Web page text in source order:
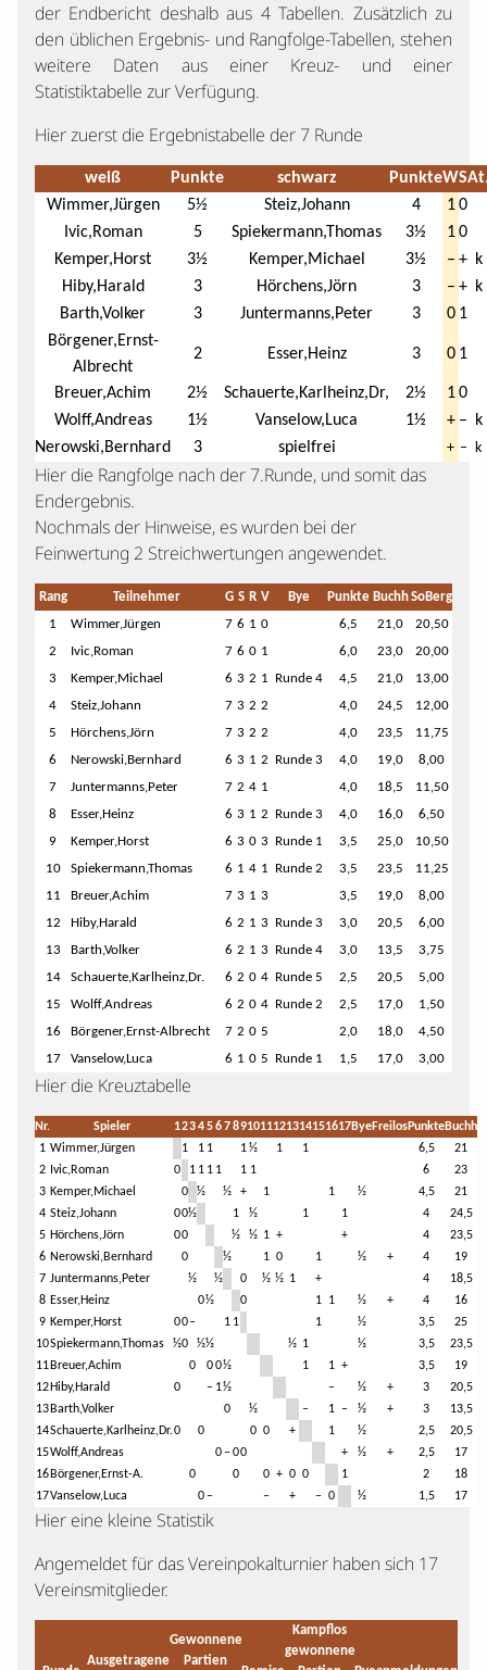
der Endbericht deshalb aus 4 Tabellen. Zusätzlich zu
den üblichen Ergebnis- und Rangfolge-Tabellen, stehen
weitere Daten aus einer Kreuz- und einer
Statistiktabelle zur Verfügung.
Hier zuerst die Ergebnistabelle der 7 Runde
weiß Punkte schwarz PunkteWS
Wimmer,Jürgen
5½ Steiz,Johann 4 1 0
Ivic,Roman
5 Spiekermann,Thomas 3½ 1 0
Kemper,Horst
3½ Kemper,Michael 3½ – + k
Hiby,Harald
3 Hörchens,Jörn 3 – + k
Barth,Volker
3 Juntermanns,Peter 3 0 1
Börgener,Ernst-
Albrecht
2 Esser,Heinz 3 0 1
Breuer,Achim 2½ Schauerte,Karlheinz,Dr, 2½ 1 0
Wolff,Andreas
1½ Vanselow,Luca 1½ + –
k
Nerowski,Bernhard
3 spielfrei + – k
Hier die Rangfolge nach der 7.Runde, und somit das
Endergebnis.
Nochmals der Hinweise, es wurden bei der
Feinwertung 2 Streichwertungen angewendet.
Rang Teilnehmer G S R V Bye Punkte BuchhSoBerg
1
Wimmer,Jürgen 7 6 1 0 6,5 21,0
20,50
2
Ivic,Roman 7 6 0 1 6,0 23,0
20,00
3
Kemper,Michael 6 3 2 1 Runde 4 4,5 21,0
13,00
4
Steiz,Johann 7 3 2 2 4,0 24,5
12,00
5
Hörchens,Jörn 7 3 2 2 4,0 23,5
11,75
6
Nerowski,Bernhard 6 3 1 2 Runde 3 4,0 19,0
8,00
7
Juntermanns,Peter 7 2 4 1 4,0 18,5
11,50
8
Esser,Heinz 6 3 1 2 Runde 3 4,0 16,0
6,50
9
Kemper,Horst 6 3 0 3 Runde 1 3,5 25,0
10,50
10
Spiekermann,Thomas 6 1 4 1 Runde 2 3,5 23,5
11,25
11
Breuer,Achim 7 3 1 3 3,5 19,0
8,00
12
Hiby,Harald 6 2 1 3 Runde 3 3,0 20,5
6,00
13
Barth,Volker 6 2 1 3 Runde 4 3,0 13,5
3,75
14
Schauerte,Karlheinz,Dr. 6 2 0 4 Runde 5 2,5 20,5
5,00
15
Wolff,Andreas 6 2 0 4 Runde 2 2,5 17,0
1,50
16
Börgener,Ernst-Albrecht 7 2 0 5 2,0 18,0
4,50
17
Vanselow,Luca 6 1 0 5 Runde 1 1,5 17,0 3,00
Hier die Kreuztabelle
Nr. Spieler 1234567891011121314151617ByeFreilosPunkteBuchh
1 Wimmer,Jürgen 1 1 1 1½ 1 1 6,5
21
2 Ivic,Roman 0 1 1 1 1 1 1 6
23
3 Kemper,Michael 0 ½ ½ + 1 1 ½ 4,5
21
4 Steiz,Johann 00½ 1 ½ 1 1 4
24,5
5 Hörchens,Jörn 00 ½ ½ 1 + + 4
23,5
6 Nerowski,Bernhard 0 ½ 1 0 1 ½ + 4
19
7 Juntermanns,Peter ½ ½ 0 ½ ½ 1 + 4
18,5
8 Esser,Heinz 0½ 0 1 1 ½ + 4
16
9 Kemper,Horst 00– 1 1 1 ½ 3,5
25
10Spiekermann,Thomas ½0 ½½ ½ 1 ½ 3,5
23,5
11 Breuer,Achim 0 00½ 1 1 + 3,5
19
12 Hiby,Harald 0 – 1½ – ½ + 3
20,5
13 Barth,Volker 0 ½ – 1 – ½ + 3
13,5
14Schauerte,Karlheinz,Dr.0 0 0 0 + 1 ½ 2,5
20,5
15Wolff,Andreas 0–00 + ½ + 2,5
17
16 Börgener,Ernst-A. 0 0 0 + 0 0 1 2
18
17Vanselow,Luca 0– – + – 0 ½ 1,5 17
Hier eine kleine Statistik
Angemeldet für das Vereinpokalturnier haben sich 17
Vereinsmitglieder.
Ausgetragene
Gewonnene
Partien
Kampflos
gewonnene